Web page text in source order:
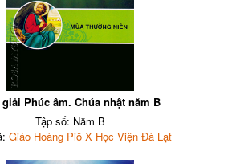
Phúc âm. Chúa nhật năm B
Tập số: Năm B
Giáo Hoàng Piô X Học Viện Đà Lạt